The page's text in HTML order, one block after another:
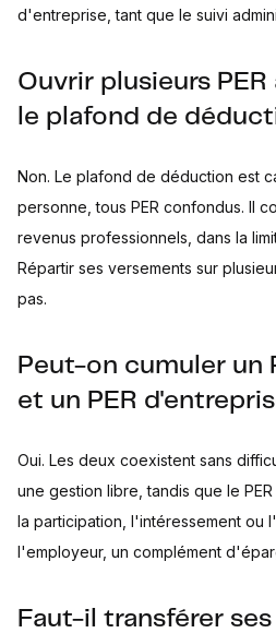
d'entreprise, tant que le suivi
Ouvrir plusieurs
le plafond de
Non. Le plafond de déduction est
personne, tous PER confondus. Il
revenus professionnels, dans la
Répartir ses versements sur
pas.
Peut-on cumuler un
et un PER
Oui. Les deux coexistent sans
une gestion libre, tandis que le
la participation, l'intéressement ou
l'employeur, un complément
Faut-il transférer ses